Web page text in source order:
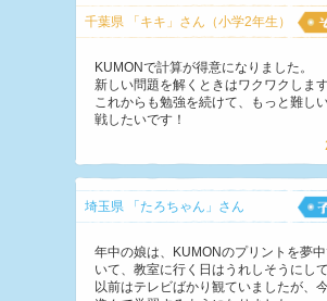
千葉県 「キキ」さん（小学2年生）
KUMONで計算が得意になりました。
新しい問題を解くときはワクワクします
これからも勉強を続けて、もっと難し
戦したいです！
埼玉県 「たろちゃん」さん
年中の娘は、KUMONのプリントを夢
いて、教室に行く日はうれしそうにして
以前はテレビばかり観ていましたが、